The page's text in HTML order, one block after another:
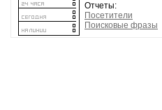
Отчеты:
Посетители
Поисковые фразы